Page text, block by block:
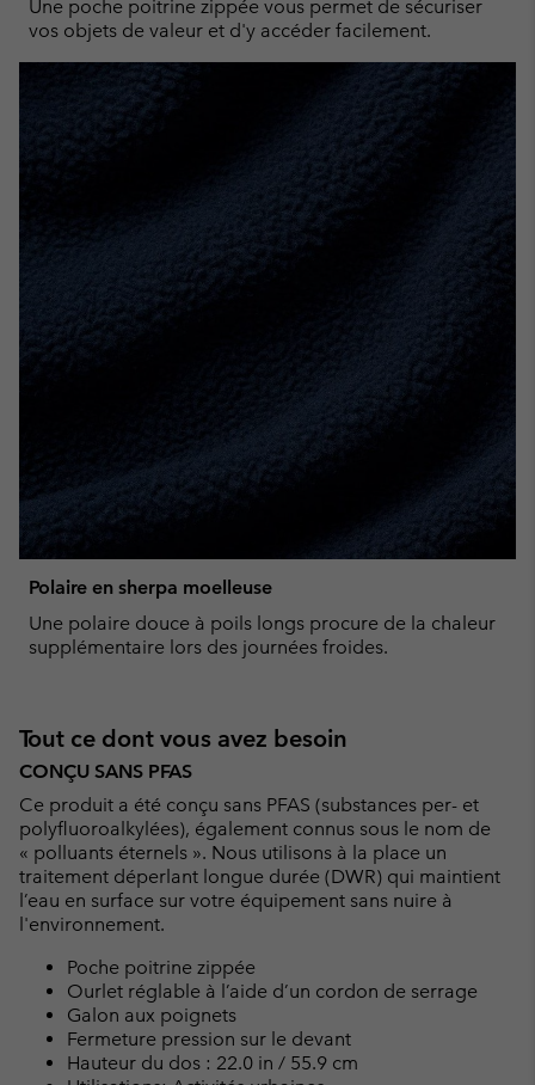
Une poche poitrine zippée vous permet de sécuriser
vos objets de valeur et d'y accéder facilement.
Polaire en sherpa moelleuse
Une polaire douce à poils longs procure de la chaleur
supplémentaire lors des journées froides.
Tout ce dont vous avez besoin
CONÇU SANS PFAS
Ce produit a été conçu sans PFAS (substances per- et
polyfluoroalkylées), également connus sous le nom de
« polluants éternels ». Nous utilisons à la place un
traitement déperlant longue durée (DWR) qui maintient
l’eau en surface sur votre équipement sans nuire à
l'environnement.
Poche poitrine zippée
Ourlet réglable à l’aide d’un cordon de serrage
Galon aux poignets
Fermeture pression sur le devant
Hauteur du dos : 22.0 in / 55.9 cm